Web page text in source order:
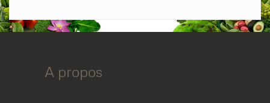
A propos